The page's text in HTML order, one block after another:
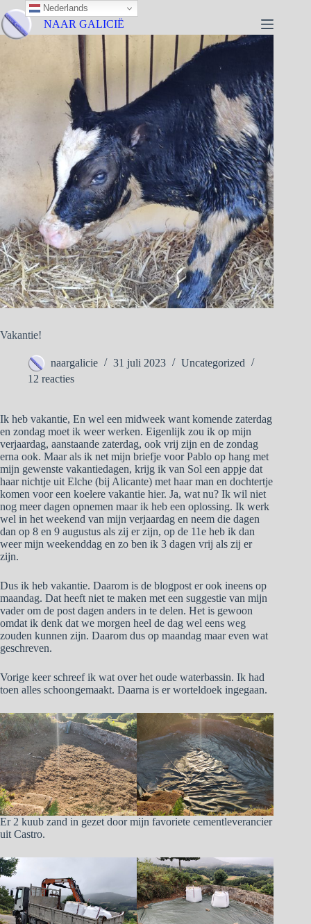
NAAR GALICIË
Vakantie!
naargalicie 31 juli 2023
Uncategorized
12 reacties
Ik heb vakantie, En wel een midweek want komende zaterdag
en zondag moet ik weer werken. Eigenlijk zou ik op mijn
verjaardag, aanstaande zaterdag, ook vrij zijn en de zondag
erna ook. Maar als ik net mijn briefje voor Pablo op hang met
mijn gewenste vakantiedagen, krijg ik van Sol een appje dat
haar nichtje uit Elche (bij Alicante) met haar man en dochtertje
komen voor een koelere vakantie hier. Ja, wat nu? Ik wil niet
nog meer dagen opnemen maar ik heb een oplossing. Ik werk
wel in het weekend van mijn verjaardag en neem die dagen
dan op 8 en 9 augustus als zij er zijn, op de 11e heb ik dan
weer mijn weekenddag en zo ben ik 3 dagen vrij als zij er
zijn.
Dus ik heb vakantie. Daarom is de blogpost er ook ineens op
maandag. Dat heeft niet te maken met een suggestie van mijn
vader om de post dagen anders in te delen. Het is gewoon
omdat ik denk dat we morgen heel de dag wel eens weg
zouden kunnen zijn. Daarom dus op maandag maar even wat
geschreven.
Vorige keer schreef ik wat over het oude waterbassin. Ik had
toen alles schoongemaakt. Daarna is er worteldoek ingegaan.
Er 2 kuub zand in gezet door mijn favoriete cementleverancier
uit Castro.
Nederlands